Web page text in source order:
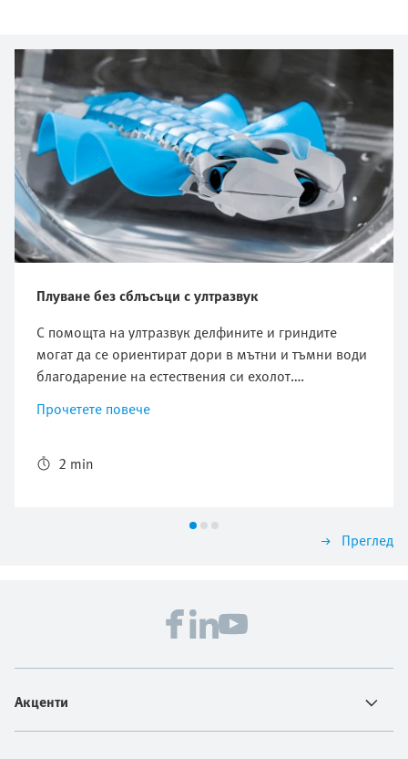
Плуване без сблъсъци с ултразвук
С помощта на ултразвук делфините и гриндите
могат да се ориентират дори в мътни и тъмни води
благодарение на естествения си ехолот.
технология за ориентиране. Ултразвуковите
прозрачни материали и под вода. BionicFinWave се
робот плува без сблъсъци през тръбна система,
Прочетете повече
2 min
Преглед
Акценти